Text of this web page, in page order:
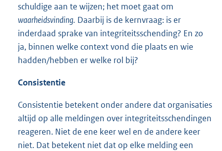
schuldige aan te wijzen; het moet gaat om
waarheidsvinding. Daarbij is de kernvraag: is er
inderdaad sprake van integriteitsschending? En zo
ja, binnen welke context vond die plaats en wie
hadden/hebben er welke rol bij?
Consistentie
Consistentie betekent onder andere dat organisaties
altijd op alle meldingen over integriteitsschendingen
reageren. Niet de ene keer wel en de andere keer
niet. Dat betekent niet dat op elke melding een